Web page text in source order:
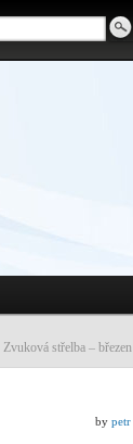
Zvuková střelba – březen
by petr